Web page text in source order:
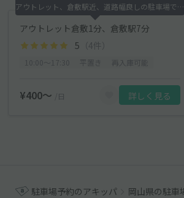
アウトレット、倉敷駅近、道路幅良しの駐車場です！
アウトレット倉敷1分、倉敷駅7分
5 （4件）
¥400〜 /日 詳しく見る
駐車場予約のアキッパ 岡山県の駐車